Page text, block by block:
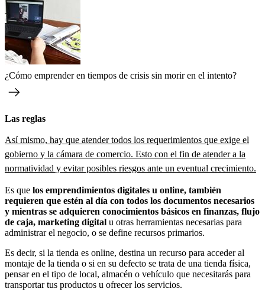
¿Cómo emprender en tiempos de crisis sin morir en el intento?
Las reglas
Así mismo, hay que atender todos los requerimientos que exige el
gobierno y la cámara de comercio. Esto con el fin de atender a la
normatividad y evitar posibles riesgos ante un eventual crecimiento.
Es que los emprendimientos digitales u online, también
requieren que estén al día con todos los documentos necesarios
y mientras se adquieren conocimientos básicos en finanzas, flujo
de caja, marketing digital u otras herramientas necesarias para
administrar el negocio, o se define recursos primarios.
Es decir, si la tienda es online, destina un recurso para acceder al
montaje de la tienda o si en su defecto se trata de una tienda física,
pensar en el tipo de local, almacén o vehículo que necesitarás para
transportar tus productos u ofrecer los servicios.